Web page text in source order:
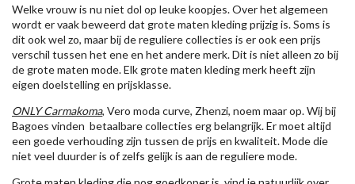
Welke vrouw is nu niet dol op leuke koopjes. Over het algemeen
wordt er vaak beweerd dat grote maten kleding prijzig is. Soms is
dit ook wel zo, maar bij de reguliere collecties is er ook een prijs
verschil tussen het ene en het andere merk. Dit is niet alleen zo bij
de grote maten mode. Elk grote maten kleding merk heeft zijn
eigen doelstelling en prijsklasse.
ONLY Carmakoma, Vero moda curve, Zhenzi, noem maar op. Wij bij
Bagoes vinden betaalbare collecties erg belangrijk. Er moet altijd
een goede verhouding zijn tussen de prijs en kwaliteit. Mode die
niet veel duurder is of zelfs gelijk is aan de reguliere mode.